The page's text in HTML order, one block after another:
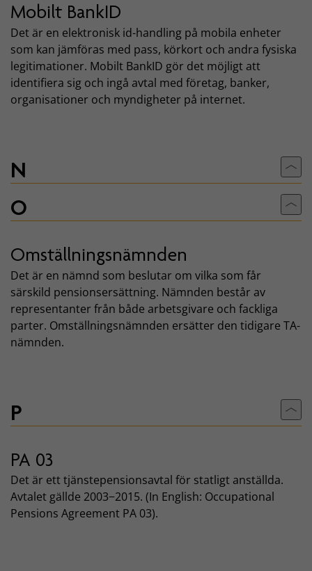
Mobilt BankID
Det är en elektronisk id-handling på mobila enheter
som kan jämföras med pass, körkort och andra fysiska
legitimationer. Mobilt BankID gör det möjligt att
identifiera sig och ingå avtal med företag, banker,
organisationer och myndigheter på internet.
N Till
O Till
Omställningsnämnden
Det är en nämnd som beslutar om vilka som får
särskild pensionsersättning. Nämnden består av
representanter från både arbetsgivare och fackliga
parter. Omställningsnämnden ersätter den tidigare TA-
nämnden.
P Till
PA 03
Det är ett tjänstepensionsavtal för statligt anställda.
Avtalet gällde 2003−2015. (In English: Occupational
Pensions Agreement PA 03).